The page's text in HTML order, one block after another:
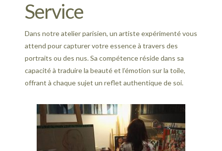
Service
Dans notre atelier parisien, un artiste expérimenté vous
attend pour capturer votre essence à travers des
portraits ou des nus. Sa compétence réside dans sa
capacité à traduire la beauté et l’émotion sur la toile,
offrant à chaque sujet un reflet authentique de soi.